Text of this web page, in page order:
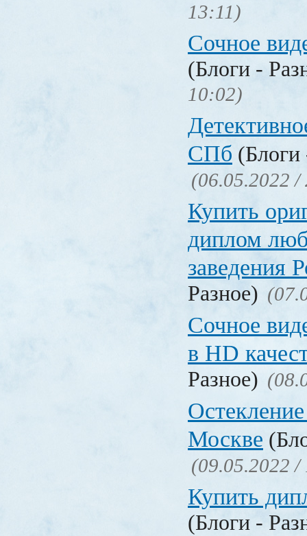
13:11)
Сочное
(Блоги -
10:02)
СПб (Блоги
(06.05.2022 /
Купить
диплом
заведения
Разное)
Сочное
в HD
Разное)
Москве
(09.05.2022 /
Купить
(Блоги -